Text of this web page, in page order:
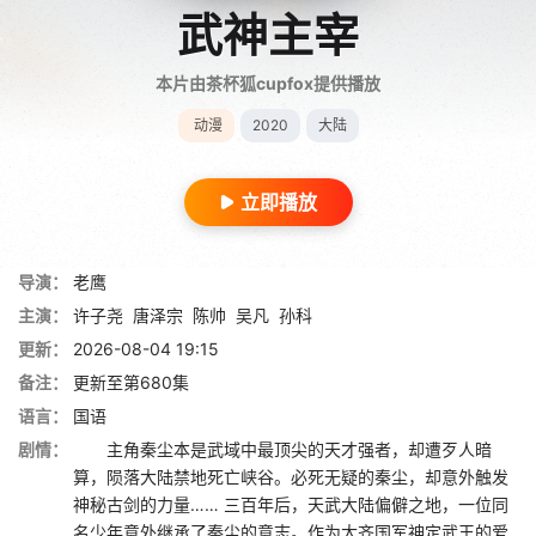
武神主宰
本片由茶杯狐cupfox提供播放
动漫 2020 大陆
立即播放
导演：
老鹰
主演：
许子尧 唐泽宗 陈帅 吴凡 孙科
更新：
2026-08-04 19:15
备注：
更新至第680集
语言：
国语
剧情：
主角秦尘本是武域中最顶尖的天才强者，却遭歹人暗
算，陨落大陆禁地死亡峡谷。必死无疑的秦尘，却意外触发
神秘古剑的力量…… 三百年后，天武大陆偏僻之地，一位同
名少年意外继承了秦尘的意志。作为大齐国军神定武王的爱